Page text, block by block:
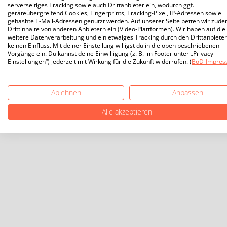
serverseitiges Tracking sowie auch Drittanbieter ein, wodurch ggf.
geräteübergreifend Cookies, Fingerprints, Tracking-Pixel, IP-Adressen sowie
gehashte E-Mail-Adressen genutzt werden. Auf unserer Seite betten wir
Drittinhalte von anderen Anbietern ein (Video-Plattformen). Wir haben auf die
weitere Datenverarbeitung und ein etwaiges Tracking durch den Drittanbieter
keinen Einfluss. Mit deiner Einstellung willigst du in die oben beschriebenen
Vorgänge ein. Du kannst deine Einwilligung (z. B. im Footer unter „Privacy-
Einstellungen“) jederzeit mit Wirkung für die Zukunft widerrufen. (BoD-
Ablehnen
Anpassen
Alle akzeptieren